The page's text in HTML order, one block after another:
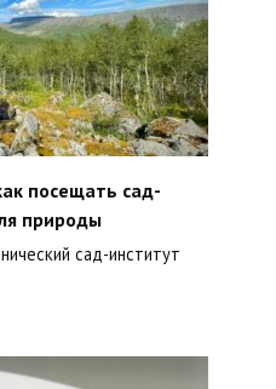
посещать сад-
природы
сад-институт